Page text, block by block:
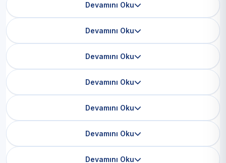
Devamını Oku
Devamını Oku
Devamını Oku
Devamını Oku
Devamını Oku
Devamını Oku
Devamını Oku